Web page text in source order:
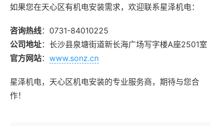
如果您在天心区有机电安装需求，欢迎联系星泽机电：
咨询热线：0731-84010225
公司地址：长沙县泉塘街道新长海广场写字楼A座2501室
官方网站： www.sonz.cn
星泽机电，天心区机电安装的专业服务商，期待与您合
作！